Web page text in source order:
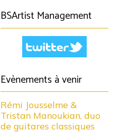
BSArtist Management
Evènements à venir
Rémi Jousselme &
Tristan Manoukian, duo
de guitares classiques